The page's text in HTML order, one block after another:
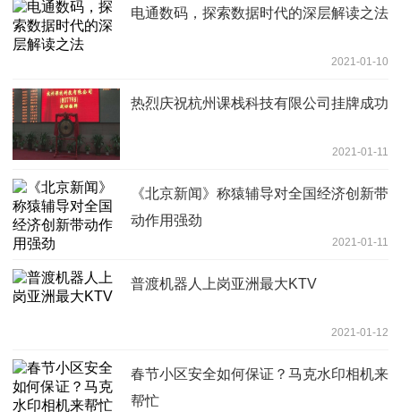
电通数码，探索数据时代的深层解读之法
2021-01-10
热烈庆祝杭州课栈科技有限公司挂牌成功
2021-01-11
《北京新闻》称猿辅导对全国经济创新带
动作用强劲
2021-01-11
普渡机器人上岗亚洲最大KTV
2021-01-12
春节小区安全如何保证？马克水印相机来
帮忙